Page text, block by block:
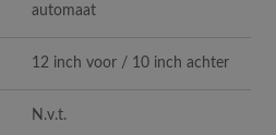
automaat
12 inch voor / 10 inch achter
N.v.t.